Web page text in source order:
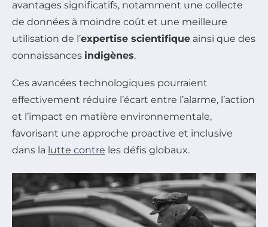
avantages significatifs, notamment une collecte
de données à moindre coût et une meilleure
utilisation de l’expertise scientifique ainsi que des
connaissances indigènes.
Ces avancées technologiques pourraient
effectivement réduire l’écart entre l’alarme, l’action
et l’impact en matière environnementale,
favorisant une approche proactive et inclusive
dans la lutte contre les défis globaux.